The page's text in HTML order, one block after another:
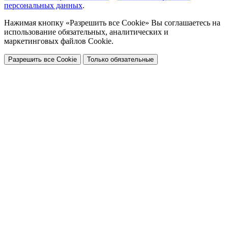
персональных данных.
Нажимая кнопку «Разрешить все Cookie» Вы соглашаетесь на
использование обязательных, аналитических и
маркетинговых файлов Cookie.
Разрешить все Cookie Только обязательные